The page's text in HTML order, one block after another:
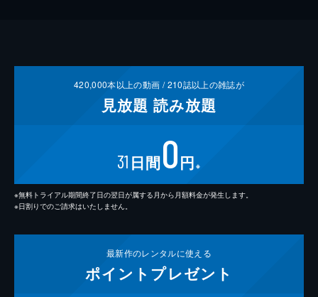
420,000本以上の動画 /210誌以上の雑誌が
見放題 読み放題
31 日間0円 ※
※無料トライアル期間終了日の翌日が属する月から月額料金が発生します。
※日割りでのご請求はいたしません。
最新作のレンタルに使える
ポイント プレゼント